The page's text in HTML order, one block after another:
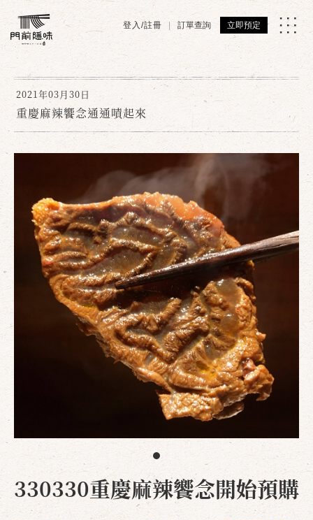
登入/註冊 訂單查詢 立即預定
2021年03月30日
重慶麻辣饗念通通嘖起來
330330重慶麻辣饗念開始預購